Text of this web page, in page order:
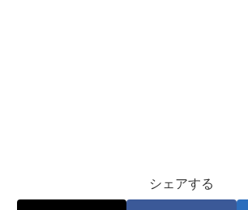
シェアする